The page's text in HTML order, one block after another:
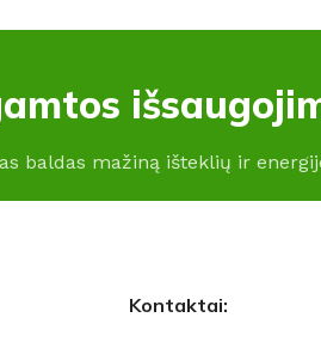
baldas mažiną išteklių ir
Kontaktai: